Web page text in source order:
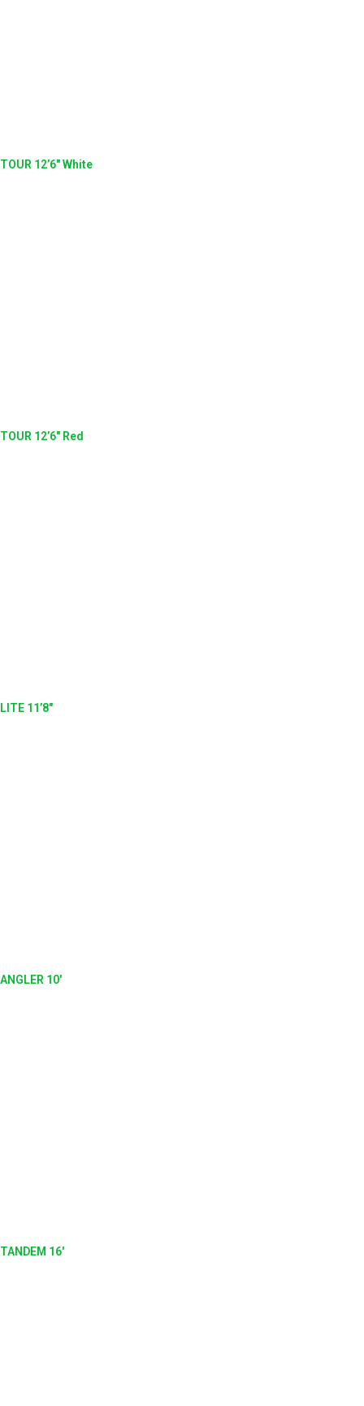
TOUR 12’6″ White
TOUR 12’6″ Red
LITE 11’8″
ANGLER 10'
TANDEM 16'